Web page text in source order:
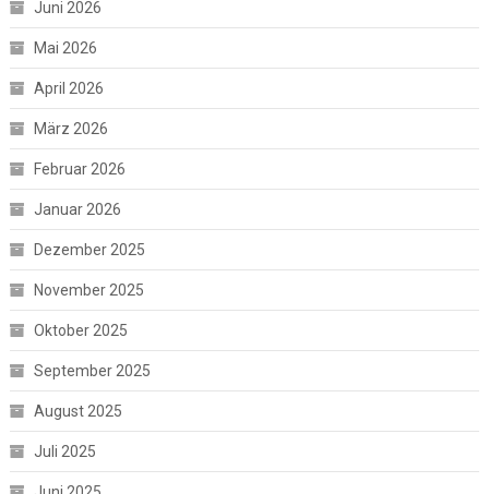
Juni 2026
Mai 2026
April 2026
März 2026
Februar 2026
Januar 2026
Dezember 2025
November 2025
Oktober 2025
September 2025
August 2025
Juli 2025